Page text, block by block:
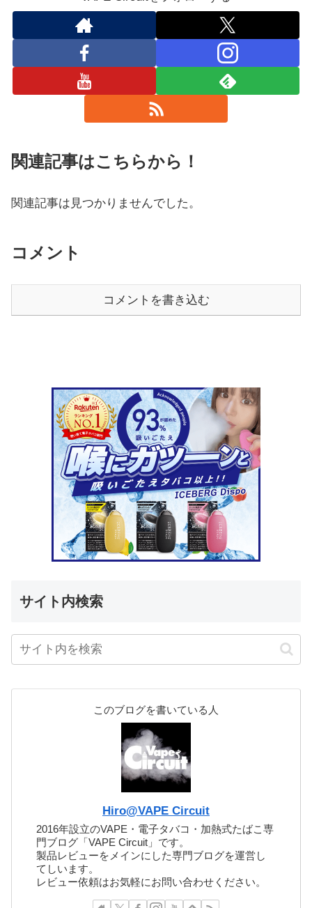
関連記事はこちらから！
関連記事は見つかりませんでした。
コメント
コメントを書き込む
サイト内検索
このブログを書いている人
Hiro@VAPE Circuit
2016年設立のVAPE・電子タバコ・加熱式たばこ専
門ブログ「VAPE Circuit」です。
製品レビューをメインにした専門ブログを運営し
てしいます。
レビュー依頼はお気軽にお問い合わせください。